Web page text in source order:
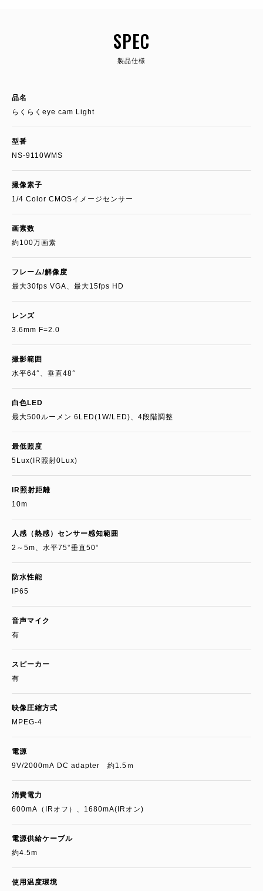
SPEC
製品仕様
品名
らくらくeye cam Light
型番
NS-9110WMS
撮像素子
1/4 Color CMOSイメージセンサー
画素数
約100万画素
フレーム/解像度
最大30fps VGA、最大15fps HD
レンズ
3.6mm F=2.0
撮影範囲
水平64°、垂直48°
白色LED
最大500ルーメン 6LED(1W/LED)、4段階調整
最低照度
5Lux(IR照射0Lux)
IR照射距離
10m
人感（熱感）センサー感知範囲
2～5m、水平75°垂直50°
防水性能
IP65
音声マイク
有
スピーカー
有
映像圧縮方式
MPEG-4
電源
9V/2000mA DC adapter 約1.5ｍ
消費電力
600mA（IRオフ）、1680mA(IRオン)
電源供給ケーブル
約4.5m
使用温度環境